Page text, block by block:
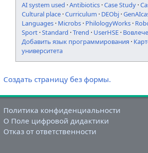
AI system used ·Antibiotics ·Case Study ·
Cultural place ·Curriculum · DEObj ·
Languages · Microbs · PhilologyWorks ·
Sport ·Standard ·Trend · UserHSE ·
Добавить язык программирования ·
университета
Создать страницу без формы.
Политика конфиденциальности
О Поле цифровой дидактики
Отказ от ответственности